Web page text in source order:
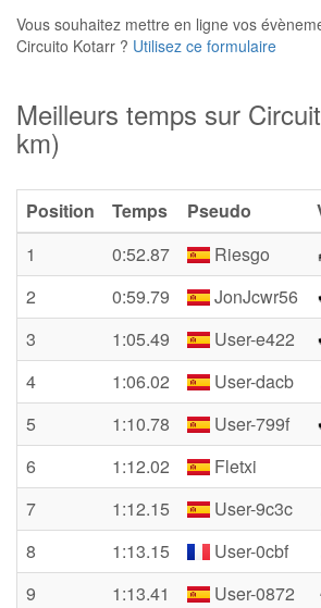
Vous souhaitez mettre en ligne vos
Circuito Kotarr ? Utilisez ce formulaire
Meilleurs temps sur
km)
Position Temps Pseudo
1
0:52.87 Riesgo
2
0:59.79 JonJcwr56
3
1:05.49 User-e422
4
1:06.02 User-dacb
5
1:10.78 User-799f
6
1:12.02 Fletxi
7
1:12.15 User-9c3c
8
1:13.15 User-0cbf
9
1:13.41 User-0872